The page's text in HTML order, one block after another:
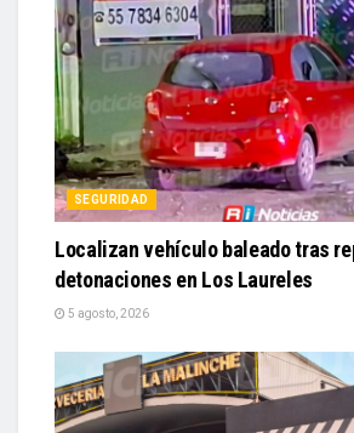
SEGURIDAD
Localizan vehículo baleado tras
detonaciones en Los Laureles
5 agosto, 2026